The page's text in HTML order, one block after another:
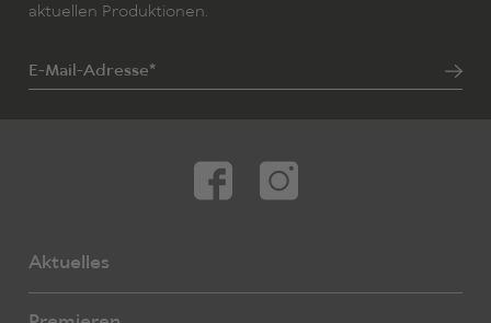
aktuellen Produktionen.
E-Mail-Adresse*
Aktuelles